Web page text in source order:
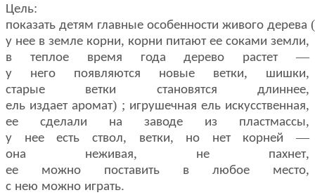
Цель:
показать детям главные особенности живого дерева (
у нее в земле корни, корни питают ее соками земли,
в теплое время года дерево растет—
у него появляются новые ветки, шишки,
старые ветки становятся длиннее,
ель издает аромат) ; игрушечная ель искусственная,
ее сделали на заводе из пластмассы,
у нее есть ствол, ветки, но нет корней —
она неживая, не пахнет,
ее можно поставить в любое место,
с нею можно играть.